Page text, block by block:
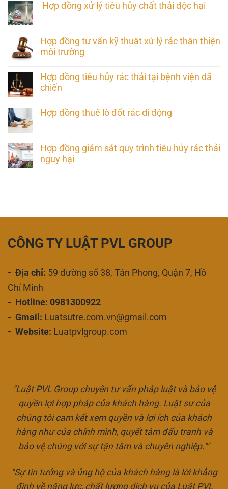
Hợp đồng xử lý tiêu hủy chất thải độc hại
Hợp đồng tư vấn kỹ thuật xử lý rác thân thiện
môi trường
Hợp đồng tiêu hủy rác thải tại bệnh viện dã
chiến
Hợp đồng thuê lò đốt rác di động
Hợp đồng giám sát quy trình tiêu hủy rác thải
nguy hại
CÔNG TY LUẬT PVL GROUP
- Địa chỉ: 59 đường số 38, Tân Phong, Quận 7, Hồ
Chí Minh
- Hotline: 0981300922
- Gmail: Luatsutre.com.vn@gmail.com
- Website: Luatpvlgroup.com
"Luật PVL Group chuyên tư vấn pháp luật và bảo vệ
quyền lợi hợp pháp của khách hàng. Luật sư của
chúng tôi cam kết xem quyền và lợi ích của khách
hàng như của chính mình, quyết tâm đấu tranh và
bảo vệ chúng với sự tận tâm và chuyên nghiệp.""
"Sự tin tưởng và ủng hộ của khách hàng là lời khẳng
định về năng lực, chất lượng dịch vụ của Luật PVL